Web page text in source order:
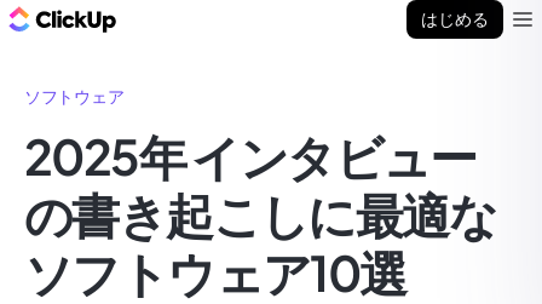
はじめる
ソフトウェア
2025年 インタビュー
の書き起こしに最適な
ソフトウェア10選